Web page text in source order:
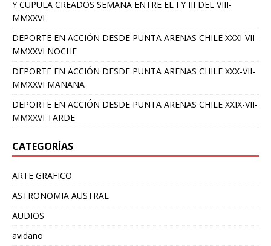
Y CUPULA CREADOS SEMANA ENTRE EL I Y III DEL VIII-
MMXXVI
DEPORTE EN ACCIÓN DESDE PUNTA ARENAS CHILE XXXI-VII-
MMXXVI NOCHE
DEPORTE EN ACCIÓN DESDE PUNTA ARENAS CHILE XXX-VII-
MMXXVI MAÑANA
DEPORTE EN ACCIÓN DESDE PUNTA ARENAS CHILE XXIX-VII-
MMXXVI TARDE
CATEGORÍAS
ARTE GRAFICO
ASTRONOMIA AUSTRAL
AUDIOS
avidano